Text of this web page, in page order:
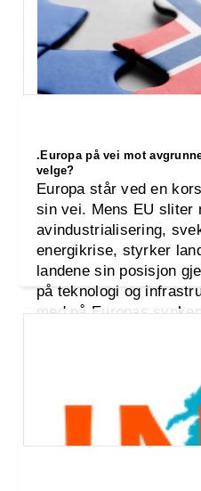
.Europa på vei mot
velge?
Europa står ved en
sin vei. Mens EU sliter
avindustrialisering,
energikrise, styrker
landene sin posisjon
på teknologi og
med på Europas
døren til nye markeder